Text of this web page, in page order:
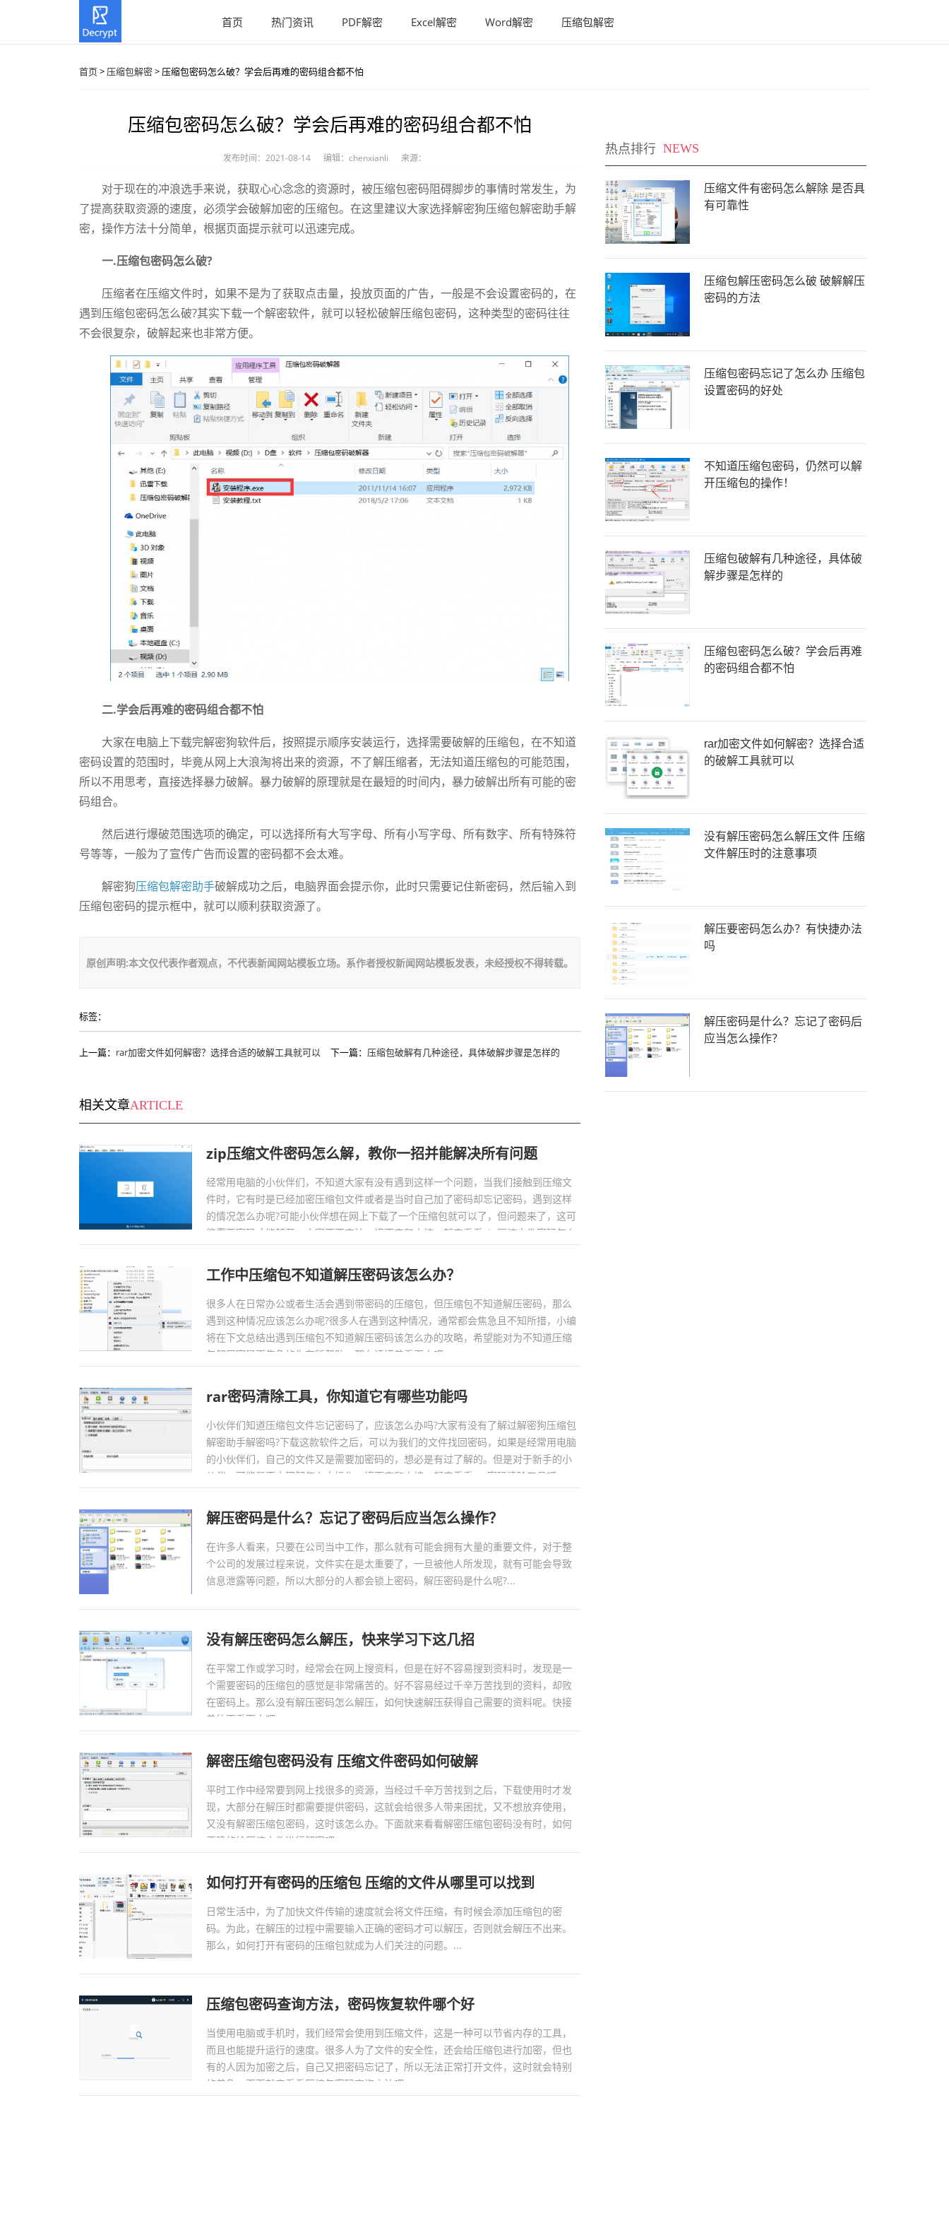
首页 热门资讯 PDF解密 Excel解密 Word解密 压缩包解密
首页> 压缩包解密> 压缩包密码怎么破？学会后再难的密码组合都不怕
压缩包密码怎么破？学会后再难的密码组合都不怕
发布时间：2021-08-14 编辑：chenxianli 来源：
对于现在的冲浪选手来说，获取心心念念的资源时，被压缩包密码阻碍脚步的事情时常发生，为
了提高获取资源的速度，必须学会破解加密的压缩包。在这里建议大家选择解密狗压缩包解密助手解
密，操作方法十分简单，根据页面提示就可以迅速完成。
一.压缩包密码怎么破?
压缩者在压缩文件时，如果不是为了获取点击量，投放页面的广告，一般是不会设置密码的，在
遇到压缩包密码怎么破?其实下载一个解密软件，就可以轻松破解压缩包密码，这种类型的密码往往
不会很复杂，破解起来也非常方便。
二.学会后再难的密码组合都不怕
大家在电脑上下载完解密狗软件后，按照提示顺序安装运行，选择需要破解的压缩包，在不知道
密码设置的范围时，毕竟从网上大浪淘将出来的资源，不了解压缩者，无法知道压缩包的可能范围，
所以不用思考，直接选择暴力破解。暴力破解的原理就是在最短的时间内，暴力破解出所有可能的密
码组合。
然后进行爆破范围选项的确定，可以选择所有大写字母、所有小写字母、所有数字、所有特殊符
号等等，一般为了宣传广告而设置的密码都不会太难。
解密狗压缩包解密助手破解成功之后，电脑界面会提示你，此时只需要记住新密码，然后输入到
压缩包密码的提示框中，就可以顺利获取资源了。
原创声明:本文仅代表作者观点，不代表新闻网站模板立场。系作者授权新闻网站模板发表，未经授权不得转载。
标签：
上一篇： rar加密文件如何解密？选择合适的破解工具就可以 下一篇： 压缩包破解有几种途径，具体破解步骤是怎样的
相关文章ARTICLE
zip压缩文件密码怎么解，教你一招并能解决所有问题
经常用电脑的小伙伴们，不知道大家有没有遇到这样一个问题，当我们接触到压缩文
件时，它有时是已经加密压缩包文件或者是当时自己加了密码却忘记密码，遇到这样
的情况怎么办呢?可能小伙伴想在网上下载了一个压缩包就可以了，但问题来了，这可
能需要密码才能解开。大家不要害怕，接下来和小编一起来看看zip压缩文件密码怎么
解吧。...
工作中压缩包不知道解压密码该怎么办？
很多人在日常办公或者生活会遇到带密码的压缩包，但压缩包不知道解压密码，那么
遇到这种情况应该怎么办呢?很多人在遇到这种情况，通常都会焦急且不知所措，小编
将在下文总结出遇到压缩包不知道解压密码该怎么办的攻略，希望能对为不知道压缩
包解压密码而焦急的你有所帮助，那么请接着看下去吧。...
rar密码清除工具，你知道它有哪些功能吗
小伙伴们知道压缩包文件忘记密码了，应该怎么办吗?大家有没有了解过解密狗压缩包
解密助手解密吗?下载这款软件之后，可以为我们的文件找回密码，如果是经常用电脑
的小伙伴们，自己的文件又是需要加密码的，想必是有过了解的。但是对于新手的小
伙伴，可能是不太理解怎么去操作，接下来和小编一起来看看rar密码清除工具吧。...
解压密码是什么？忘记了密码后应当怎么操作？
在许多人看来，只要在公司当中工作，那么就有可能会拥有大量的重要文件，对于整
个公司的发展过程来说，文件实在是太重要了，一旦被他人所发现，就有可能会导致
信息泄露等问题，所以大部分的人都会锁上密码，解压密码是什么呢?...
没有解压密码怎么解压，快来学习下这几招
在平常工作或学习时，经常会在网上搜资料，但是在好不容易搜到资料时，发现是一
个需要密码的压缩包的感觉是非常痛苦的。好不容易经过千辛万苦找到的资料，却败
在密码上。那么没有解压密码怎么解压，如何快速解压获得自己需要的资料呢。快接
着往下看下去吧。...
解密压缩包密码没有 压缩文件密码如何破解
平时工作中经常要到网上找很多的资源，当经过千辛万苦找到之后，下载使用时才发
现，大部分在解压时都需要提供密码，这就会给很多人带来困扰，又不想放弃使用，
又没有解密压缩包密码，这时该怎么办。下面就来看看解密压缩包密码没有时，如何
正确的给压缩文件进行解密吧。...
如何打开有密码的压缩包 压缩的文件从哪里可以找到
日常生活中，为了加快文件传输的速度就会将文件压缩，有时候会添加压缩包的密
码。为此，在解压的过程中需要输入正确的密码才可以解压，否则就会解压不出来。
那么，如何打开有密码的压缩包就成为人们关注的问题。...
压缩包密码查询方法，密码恢复软件哪个好
当使用电脑或手机时，我们经常会使用到压缩文件，这是一种可以节省内存的工具，
而且也能提升运行的速度。很多人为了文件的安全性，还会给压缩包进行加密，但也
有的人因为加密之后，自己又把密码忘记了，所以无法正常打开文件，这时就会特别
的着急，下面就来看看压缩包密码查询方法吧。...
热点排行 NEWS
压缩文件有密码怎么解除 是否具
有可靠性
压缩包解压密码怎么破 破解解压
密码的方法
压缩包密码忘记了怎么办 压缩包
设置密码的好处
不知道压缩包密码，仍然可以解
开压缩包的操作！
压缩包破解有几种途径，具体破
解步骤是怎样的
压缩包密码怎么破？学会后再难
的密码组合都不怕
rar加密文件如何解密？选择合适
的破解工具就可以
没有解压密码怎么解压文件 压缩
文件解压时的注意事项
解压要密码怎么办？有快捷办法
吗
解压密码是什么？忘记了密码后
应当怎么操作？